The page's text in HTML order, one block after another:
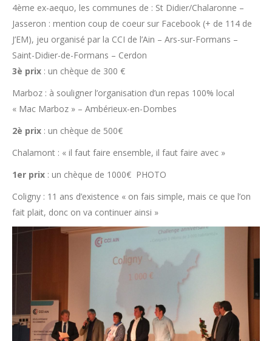
4ème ex-aequo, les communes de : St Didier/Chalaronne –
Jasseron : mention coup de coeur sur Facebook (+ de 114 de
J’EM), jeu organisé par la CCI de l’Ain – Ars-sur-Formans –
Saint-Didier-de-Formans – Cerdon
3è prix : un chèque de 300 €
Marboz : à souligner l’organisation d’un repas 100% local
« Mac Marboz » – Ambérieux-en-Dombes
2è prix : un chèque de 500€
Chalamont : « il faut faire ensemble, il faut faire avec »
1er prix : un chèque de 1000€ PHOTO
Coligny : 11 ans d’existence « on fais simple, mais ce que l’on
fait plait, donc on va continuer ainsi »